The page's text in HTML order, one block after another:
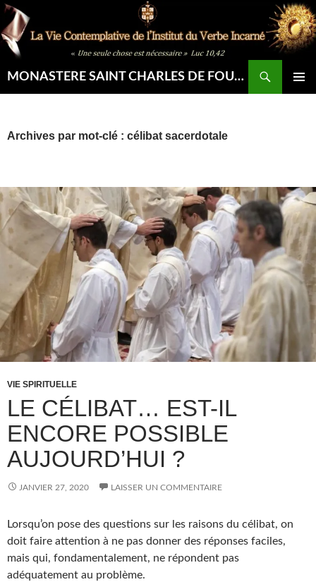
Aller
au
contenu
MONASTERE SAINT CHARLES DE FOUCAULD
Archives par mot-clé : célibat sacerdotale
VIE SPIRITUELLE
LE CÉLIBAT… EST-IL
ENCORE POSSIBLE
AUJOURD’HUI ?
JANVIER 27, 2020 LAISSER UN COMMENTAIRE
Lorsqu’on pose des questions sur les raisons du célibat, on
doit faire attention à ne pas donner des réponses faciles,
mais qui, fondamentalement, ne répondent pas
adéquatement au problème.